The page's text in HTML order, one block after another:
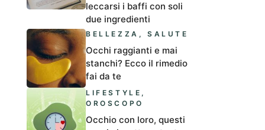
leccarsi i baffi con soli
due ingredienti
BELLEZZA ,SALUTE
Occhi raggianti e mai
stanchi? Ecco il rimedio
fai da te
LIFESTYLE ,
OROSCOPO
Occhio con loro, questi